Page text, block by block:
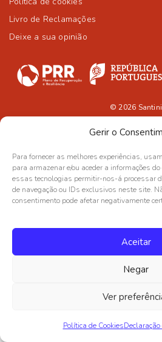
Gerir o
Para fornecer as melhores experiências,
para armazenar e/ou aceder a informações
essas tecnologias permitir-nos-á processar
de navegação ou IDs exclusivos neste site.
consentimento pode afetar negativamente
Aceitar
Negar
Ver
Política de Cookies
Livro de Reclamações
Deixe a sua opinião
© 2026 Santini